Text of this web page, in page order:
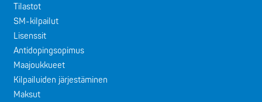
Tilastot
SM-kilpailut
Lisenssit
Antidopingsopimus
Maajoukkueet
Kilpailuiden järjestäminen
Maksut